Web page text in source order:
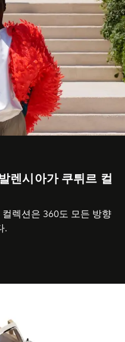
렌시아가 쿠튀르 컬
렉션은 360도 모든 방향
.